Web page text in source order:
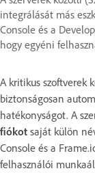
integrálását más
Console és a
hogy egyéni
A kritikus szoftverek
biztonságosan
hatékonyságot. A
fiókot saját külön
Console és a
felhasználói